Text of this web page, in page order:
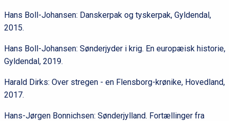
Hans Boll-Johansen: Danskerpak og tyskerpak, Gyldendal,
2015.
Hans Boll-Johansen: Sønderjyder i krig. En europæisk historie,
Gyldendal, 2019.
Harald Dirks: Over stregen - en Flensborg-krønike, Hovedland,
2017.
Hans-Jørgen Bonnichsen: Sønderjylland. Fortællinger fra